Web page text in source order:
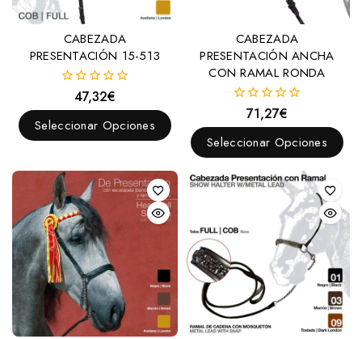
CABEZADA
PRESENTACIÓN 15-513
fuera
de
5
47,32€
Seleccionar Opciones
CABEZADA
PRESENTACIÓN ANCHA
CON RAMAL RONDA
fuera
de
5
71,27€
Seleccionar Opciones
Bocados
Americanos
Chifney
Coche
Doma
Goyoaga
Menorquines
Pelham
Pessoa
Polo
Portugueses
Raid